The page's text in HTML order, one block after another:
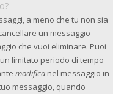
a meno che tu non sia
un messaggio
che vuoi eliminare. Puoi
limitato periodo di tempo
modifica nel messaggio in
messaggio, quando